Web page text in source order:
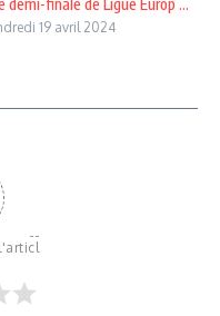
19 avril 2024